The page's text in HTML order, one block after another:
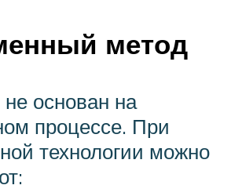
метод
основан на
процессе. При
технологии можно